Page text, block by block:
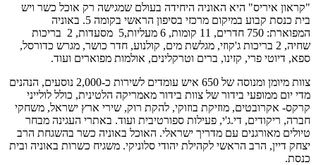
"קראון איריס" היא האוניה היחידה בעולם שמגישה רק אוכל כשר ויש
בית כנסת קבוע במיקום מרכזי בסיפון הראשי בקומה 5. באוניה
המפוארת: 750 חדרים, 11 קומות, 6 מעליות,5 מסעדות, 2 בריכות
שחיה, 2 בריכות ג'קוזי, מגלשת מים, קולנוע, חדר כושר, מגרש כדורסל,
ספא, דיוטי פרי, קזינו, ברים וטרקלינים, אולמות מפוארים ועוד.
צוות מיומן ומנוסה של 650 איש עומדים לשירות כ-2,000 נוסעים, הנהנים
מדי יום ממופעי בידור של צוות בידור מאמריקה הלטינית, כולל לולייני
קרקס- אקרובטים, מוזיקת בוזוקי, להקת רוק, שירי ארץ ישראל, משחקי
חברה, ריקודים, די.ג'י, פעילות ספורטיבית ועוד. באתרי העגינה מבחר
טיולים מאורגנים עם מדריך ישראלי. האוכל באוניה כשר בהשגחת הרב
יצחק דיין, הרב הראשי לקהילת יהודי סלוניקי. משגיח כשרות באוניה ובית
כנסת.